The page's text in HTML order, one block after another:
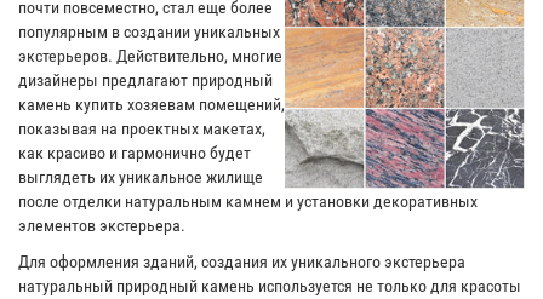
почти повсеместно, стал еще более
популярным в создании уникальных
экстерьеров. Действительно, многие
дизайнеры предлагают природный
камень купить хозяевам помещений,
показывая на проектных макетах,
как красиво и гармонично будет
выглядеть их уникальное жилище
после отделки натуральным камнем и установки декоративных
элементов экстерьера.
Для оформления зданий, создания их уникального экстерьера
натуральный природный камень используется не только для красоты